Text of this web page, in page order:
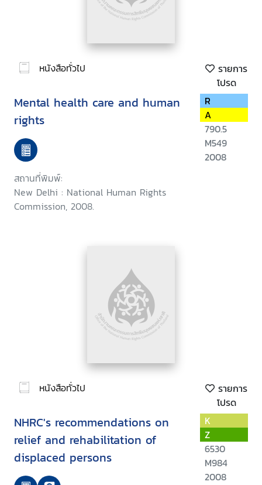
หนังสือทั่วไป
รายการ
โปรด
Mental health care and human
rights
สถานที่พิมพ์:
New Delhi : National Human Rights
Commission, 2008.
R
A
790.5
M549
2008
หนังสือทั่วไป
รายการ
โปรด
NHRC's recommendations on
relief and rehabilitation of
displaced persons
K
Z
6530
M984
2008